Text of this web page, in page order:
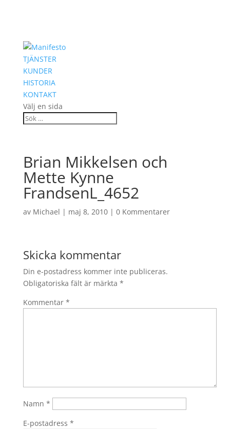
TJÄNSTER
KUNDER
HISTORIA
KONTAKT
Välj en sida
Brian Mikkelsen och
Mette Kynne
FrandsenL_4652
av Michael | maj 8, 2010| 0 Kommentarer
Skicka kommentar
Din e-postadress kommer inte publiceras.
Obligatoriska fält är märkta *
Kommentar *
Namn *
E-postadress *